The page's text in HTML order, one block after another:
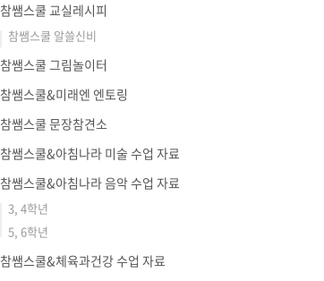
참쌤스쿨 교실레시피
참쌤스쿨 알쓸신비
참쌤스쿨 그림놀이터
참쌤스쿨&미래엔 엔토링
참쌤스쿨 문장참견소
참쌤스쿨&아침나라 미술 수업 자료
참쌤스쿨&아침나라 음악 수업 자료
3, 4학년
5, 6학년
참쌤스쿨&체육과건강 수업 자료